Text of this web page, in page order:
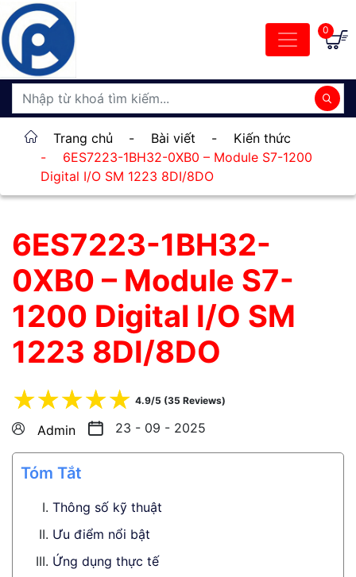
0
Trang chủ - Bài viết -
Kiến thức
-
6ES7223-1BH32-0XB0 – Module S7-1200
Digital I/O SM 1223 8DI/8DO
6ES7223-1BH32-
0XB0 – Module S7-
1200 Digital I/O SM
1223 8DI/8DO
☆
☆
☆
☆
☆ 4.9/5 (35 Reviews)
Admin 23 - 09 - 2025
Tóm Tắt
Thông số kỹ thuật
Ưu điểm nổi bật
Ứng dụng thực tế